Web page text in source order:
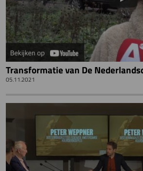
Transformatie van De
05.11.2021